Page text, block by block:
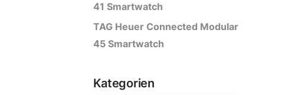
41 Smartwatch
TAG Heuer Connected Modular
45 Smartwatch
Kategorien